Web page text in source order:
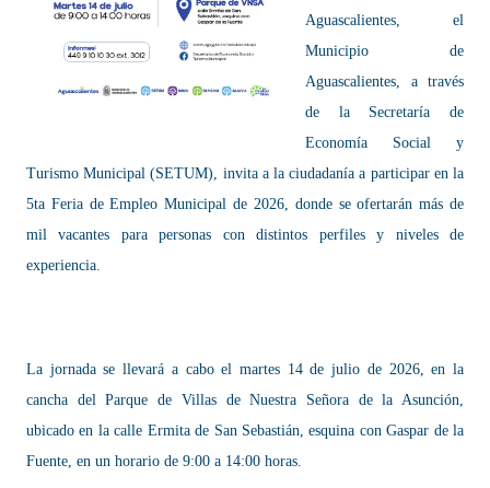
Aguascalientes, el
Municipio de
Aguascalientes, a través
de la Secretaría de
Economía Social y
Turismo Municipal (SETUM), invita a la ciudadanía a participar en la
5ta Feria de Empleo Municipal de 2026, donde se ofertarán más de
mil vacantes para personas con distintos perfiles y niveles de
experiencia.
La jornada se llevará a cabo el martes 14 de julio de 2026, en la
cancha del Parque de Villas de Nuestra Señora de la Asunción,
ubicado en la calle Ermita de San Sebastián, esquina con Gaspar de la
Fuente, en un horario de 9:00 a 14:00 horas.